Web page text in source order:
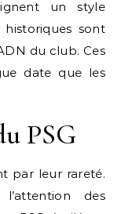
un style
sont
du club. Ces
date que les
PSG
par leur rareté.
des